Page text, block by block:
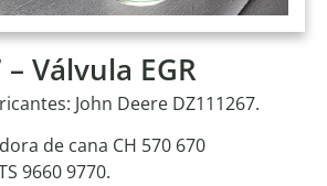
Válvula EGR
John Deere DZ111267.
de cana CH 570 670
9660 9770.